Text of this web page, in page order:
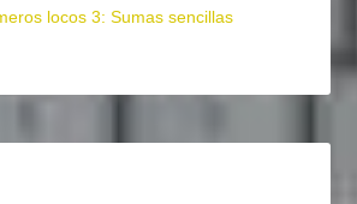
locos 3: Sumas sencillas